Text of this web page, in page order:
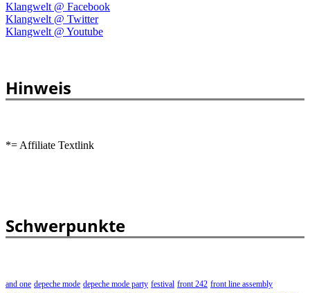
Klangwelt @ Facebook
Klangwelt @ Twitter
Klangwelt @ Youtube
Hinweis
*= Affiliate Textlink
Schwerpunkte
and one depeche mode depeche mode party festival front 242 front line assembly